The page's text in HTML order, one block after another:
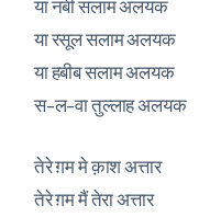
या नबी सलाम अलयक
या रसूल सलाम अलयक
या हबीब सलाम अलयक
स-ल-वा तुल्लाह अलयक
तेरे ग़म मे क़ाश अत्तार
तेरे ग़म मैं तेरा अत्तार